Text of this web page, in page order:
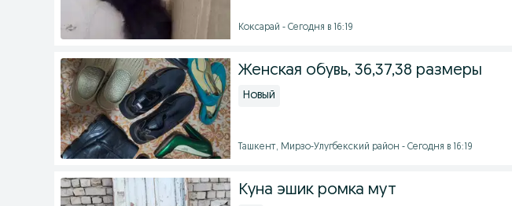
Коксарай - Сегодня в 16:19
Женская обувь, 36,37,38 размеры
Новый
Ташкент, Мирзо-Улугбекский район - Сегодня в 16:19
Куна эшик ромка мут